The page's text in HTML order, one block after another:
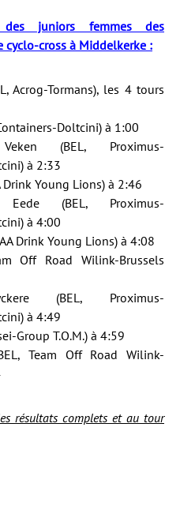
juniors femmes des
cross à Middelkerke :
Acrog-Tormans), les 4 tours
Doltcini) à 1:00
(BEL, Proximus-
à 2:33
Drink Young Lions) à 2:46
(BEL, Proximus-
à 4:00
Drink Young Lions) à 4:08
Off Road Wilink-Brussels
(BEL, Proximus-
à 4:49
Group T.O.M.) à 4:59
Team Off Road Wilink-
résultats complets et au tour